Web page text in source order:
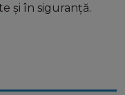
și în siguranță.